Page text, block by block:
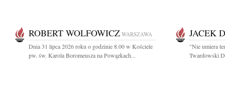
ROBERT WOLFOWICZ WARSZAWA
Dnia 31 lipca 2026 roku o godzinie 8.00 w Kościele
pw. św. Karola Boromeusza na Powązkach...
JACEK
"Nie umiera
Twardowski